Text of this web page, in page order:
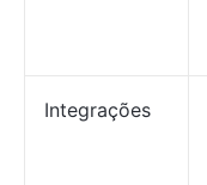
Integrações